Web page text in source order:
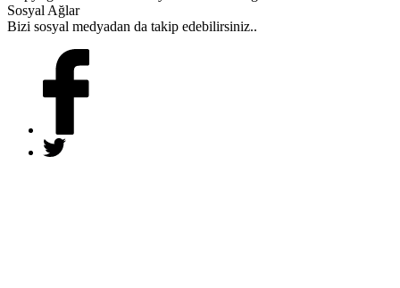
Sosyal Ağlar
Bizi sosyal medyadan da takip edebilirsiniz..